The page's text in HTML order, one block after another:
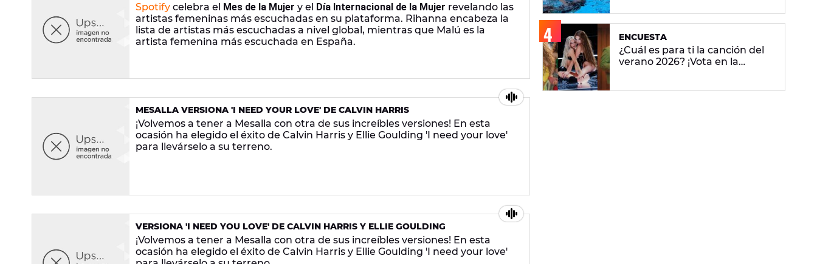
Spotify celebra el Mes de la Mujer y el Día Internacional de la Mujer revelando las
artistas femeninas más escuchadas en su plataforma. Rihanna encabeza la
lista de artistas más escuchadas a nivel global, mientras que Malú es la
artista femenina más escuchada en España.
MESALLA VERSIONA 'I NEED YOUR LOVE' DE CALVIN HARRIS
¡Volvemos a tener a Mesalla con otra de sus increíbles versiones! En esta
ocasión ha elegido el éxito de Calvin Harris y Ellie Goulding 'I need your love'
para llevárselo a su terreno.
VERSIONA 'I NEED YOU LOVE' DE CALVIN HARRIS Y ELLIE GOULDING
¡Volvemos a tener a Mesalla con otra de sus increíbles versiones! En esta
ocasión ha elegido el éxito de Calvin Harris y Ellie Goulding 'I need your love'
ENCUESTA
¿Cuál es para ti la canción del
verano 2026? ¡Vota en la